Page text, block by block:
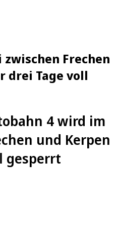
Frechen
drei Tage voll
4 wird im
und Kerpen
gesperrt